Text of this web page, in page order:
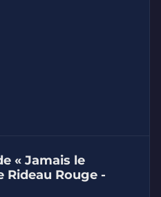
« Jamais le
Rideau Rouge -